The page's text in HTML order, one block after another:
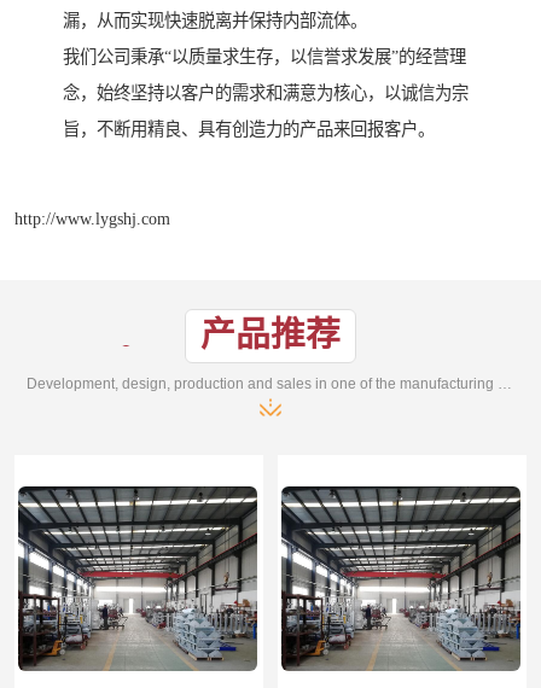
漏，从而实现快速脱离并保持内部流体。
我们公司秉承“以质量求生存，以信誉求发展”的经营理
念，始终坚持以客户的需求和满意为核心，以诚信为宗
旨，不断用精良、具有创造力的产品来回报客户。
http://www.lygshj.com
产品推荐
Development, design, production and sales in one of the manufacturing enterprises